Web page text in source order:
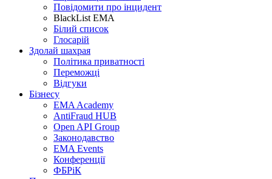
Повідомити про інцидент
BlackList EMA
Білий список
Глосарій
Здолай шахрая
Політика приватності
Переможцi
Відгуки
Бізнесу
EMA Academy
AntiFraud HUB
Open API Group
Законодавство
EMA Events
Конференції
ФБРіК